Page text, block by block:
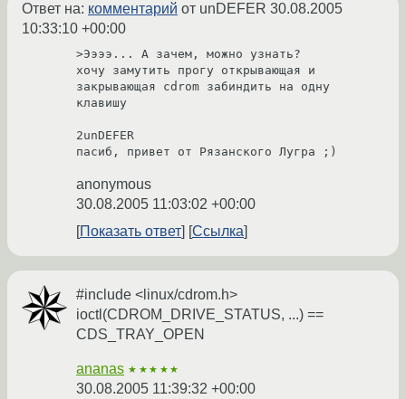
Ответ на: комментарий от unDEFER 30.08.2005
10:33:10 +00:00
>Ээээ... А зачем, можно узнать?
хочу замутить прогу открывающая и
закрывающая cdrom забиндить на одну
клавишу
2unDEFER
пасиб, привет от Рязанского Лугра ;)
anonymous
30.08.2005 11:03:02 +00:00
Показать ответ
Ссылка
#include <linux/cdrom.h>
ioctl(CDROM_DRIVE_STATUS, ...) ==
CDS_TRAY_OPEN
ananas ★★★★★
30.08.2005 11:39:32 +00:00